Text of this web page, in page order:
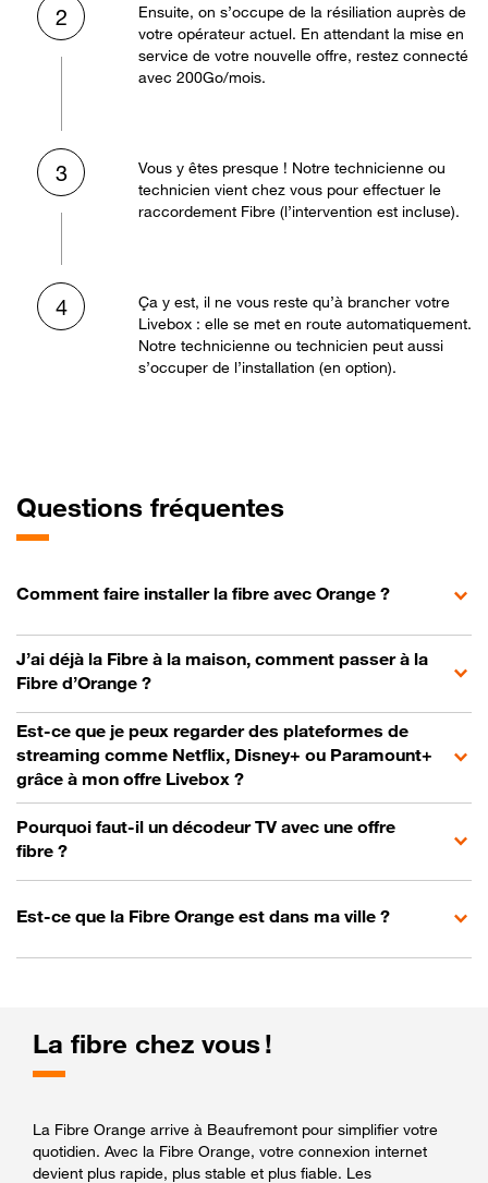
2
Ensuite, on s’occupe de la résiliation auprès de
votre opérateur actuel. En attendant la mise en
service de votre nouvelle offre, restez connecté
avec 200Go/mois.
3
Vous y êtes presque ! Notre technicienne ou
technicien vient chez vous pour effectuer le
raccordement Fibre (l’intervention est incluse).
4
Ça y est, il ne vous reste qu’à brancher votre
Livebox : elle se met en route automatiquement.
Notre technicienne ou technicien peut aussi
s’occuper de l’installation (en option).
Questions fréquentes
Comment faire installer la fibre avec Orange ?
J’ai déjà la Fibre à la maison, comment passer à la
Fibre d’Orange ?
Est-ce que je peux regarder des plateformes de
streaming comme Netflix, Disney+ ou Paramount+
grâce à mon offre Livebox ?
Pourquoi faut-il un décodeur TV avec une offre
fibre ?
Est-ce que la Fibre Orange est dans ma ville ?
La fibre chez vous !
La Fibre Orange arrive à Beaufremont pour simplifier votre
quotidien. Avec la Fibre Orange, votre connexion internet
devient plus rapide, plus stable et plus fiable. Les